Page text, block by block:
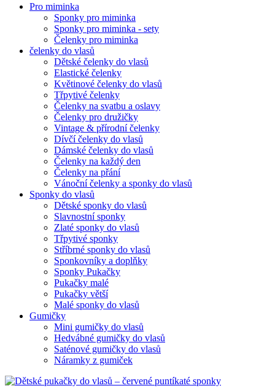
Pro miminka
Sponky pro miminka
Sponky pro miminka - sety
Čelenky pro miminka
čelenky do vlasů
Dětské čelenky do vlasů
Elastické čelenky
Květinové čelenky do vlasů
Třpytivé čelenky
Čelenky na svatbu a oslavy
Čelenky pro družičky
Vintage & přírodní čelenky
Dívčí čelenky do vlasů
Dámské čelenky do vlasů
Čelenky na každý den
Čelenky na přání
Vánoční čelenky a sponky do vlasů
Sponky do vlasů
Dětské sponky do vlasů
Slavnostní sponky
Zlaté sponky do vlasů
Třpytivé sponky
Stříbrné sponky do vlasů
Sponkovníky a doplňky
Sponky Pukačky
Pukačky malé
Pukačky větší
Malé sponky do vlasů
Gumičky
Mini gumičky do vlasů
Hedvábné gumičky do vlasů
Saténové gumičky do vlasů
Náramky z gumiček